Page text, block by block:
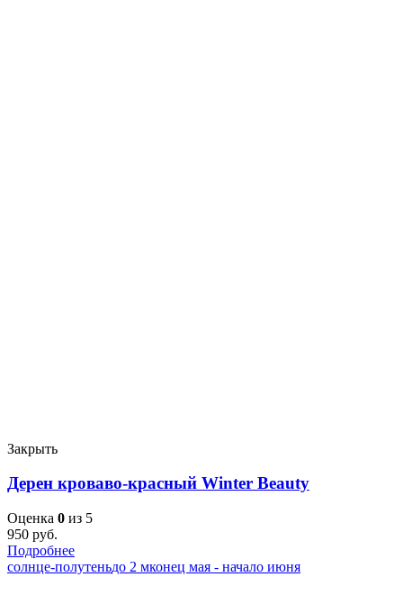
Закрыть
Дерен кроваво-красный Winter Beauty
Оценка 0 из 5
950 руб.
Подробнее
солнце-полутеньдо 2 мконец мая - начало июня